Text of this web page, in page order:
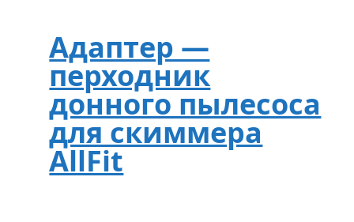
Адаптер —
перходник
донного пылесоса
для скиммера
AllFit